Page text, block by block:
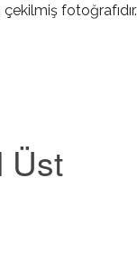
fotoğrafıdır.
Üst